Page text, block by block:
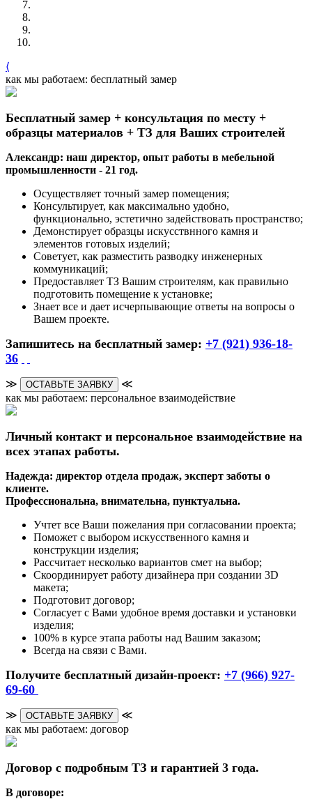
⟨
как мы работаем: бесплатный замер
Бесплатный замер + консультация по месту +
образцы материалов + ТЗ для Ваших строителей
Александр: наш директор, опыт работы в мебельной
промышленности - 21 год.
Осуществляет точный замер помещения;
Консультирует, как максимально удобно,
функционально, эстетично задействовать пространство;
Демонстирует образцы искусствнного камня и
элементов готовых изделий;
Советует, как разместить разводку инженерных
коммуникаций;
Предоставляет ТЗ Вашим строителям, как правильно
подготовить помещение к установке;
Знает все и дает исчерпывающие ответы на вопросы о
Вашем проекте.
Запишитесь на бесплатный замер: +7 (921) 936-18-
36
≫ ОСТАВЬТЕ ЗАЯВКУ
≪
как мы работаем: персональное взаимодействие
Личный контакт и персональное взаимодействие на
всех этапах работы.
Надежда: директор отдела продаж, эксперт заботы о
клиенте.
Профессиональна, внимательна, пунктуальна.
Учтет все Ваши пожелания при согласовании проекта;
Поможет с выбором искусственного камня и
конструкции изделия;
Рассчитает несколько вариантов смет на выбор;
Скоординирует работу дизайнера при создании 3D
макета;
Подготовит договор;
Согласует с Вами удобное время доставки и установки
изделия;
100% в курсе этапа работы над Вашим заказом;
Всегда на связи с Вами.
Получите бесплатный дизайн-проект: +7 (966) 927-
69-60
≫ ОСТАВЬТЕ ЗАЯВКУ
≪
как мы работаем: договор
Договор с подробным ТЗ и гарантией 3 года.
В договоре: